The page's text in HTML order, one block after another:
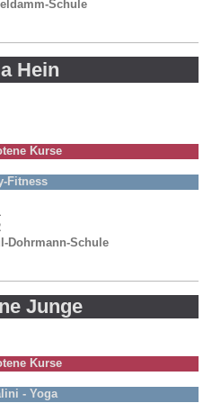
Schule
Hein
Kurse
Fitness
Dohrmann-Schule
Junge
Kurse
- Yoga